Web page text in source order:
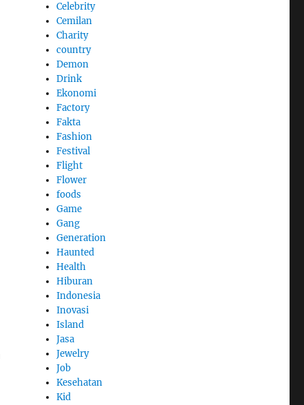
Celebrity
Cemilan
Charity
country
Demon
Drink
Ekonomi
Factory
Fakta
Fashion
Festival
Flight
Flower
foods
Game
Gang
Generation
Haunted
Health
Hiburan
Indonesia
Inovasi
Island
Jasa
Jewelry
Job
Kesehatan
Kid